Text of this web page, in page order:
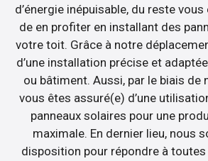
d’énergie inépuisable, du reste
de en profiter en installant des
votre toit. Grâce à notre
d’une installation précise et
ou bâtiment. Aussi, par le biais de
vous êtes assuré(e) d’une
panneaux solaires pour une
maximale. En dernier lieu, nous
disposition pour répondre à